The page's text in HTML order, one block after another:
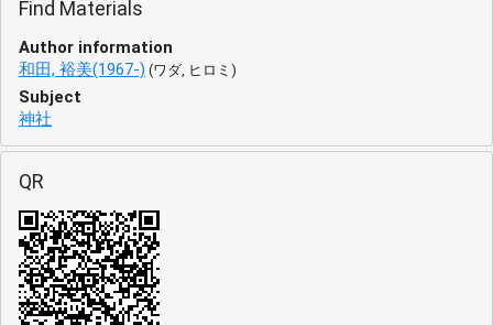
Find Materials
Author information
和田, 裕美(1967-) (ワダ, ヒロミ)
Subject
神社
QR